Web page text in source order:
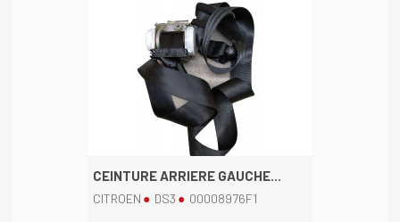
CEINTURE ARRIERE GAUCHE...
CITROEN DS3 00008976F1